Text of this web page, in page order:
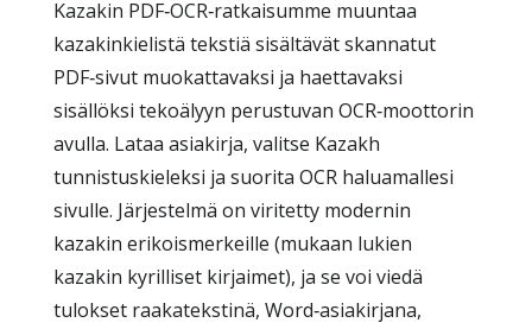
Kazakin PDF‑OCR‑ratkaisumme muuntaa
kazakinkielistä tekstiä sisältävät skannatut
PDF‑sivut muokattavaksi ja haettavaksi
sisällöksi tekoälyyn perustuvan OCR‑moottorin
avulla. Lataa asiakirja, valitse Kazakh
tunnistuskieleksi ja suorita OCR haluamallesi
sivulle. Järjestelmä on viritetty modernin
kazakin erikoismerkeille (mukaan lukien
kazakin kyrilliset kirjaimet), ja se voi viedä
tulokset raakatekstinä, Word‑asiakirjana,